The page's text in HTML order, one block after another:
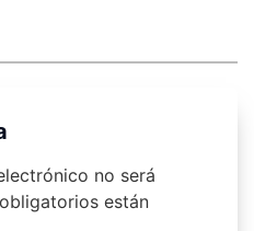
no será
están